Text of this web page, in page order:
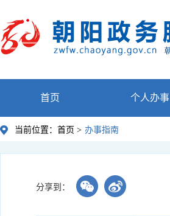
首页 个人办事
当前位置： 首页 > 办事指南
分享到：